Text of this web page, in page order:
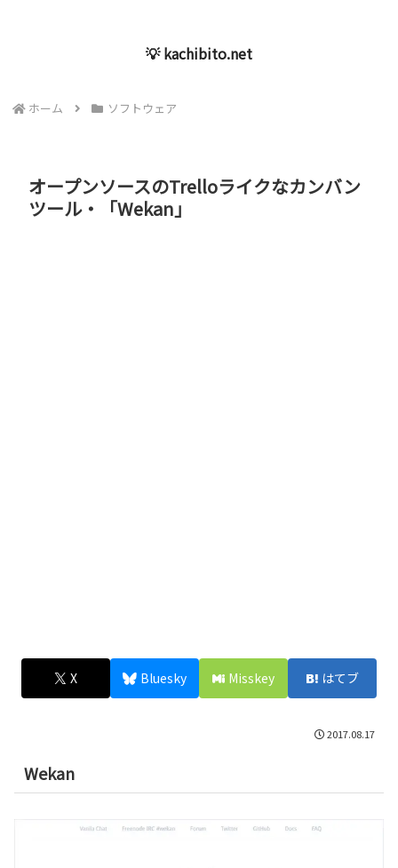
💡 kachibito.net
ホーム ソフトウェア
オープンソースのTrelloライクなカンバン
ツール・「Wekan」
X Bluesky Misskey はてブ
2017.08.17
Wekan